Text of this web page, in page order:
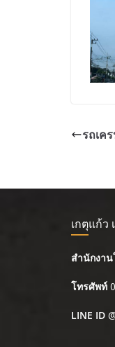
รถเค
เกตุแก้ว
สำนักงา
โทรศัพท์
LINE ID